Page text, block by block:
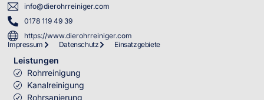
info@dierohrreiniger.com
0178 119 49 39
https://www.dierohrreiniger.com
Impressum
Datenschutz Einsatzgebiete
Leistungen
Rohrreinigung
Kanalreinigung
Rohrsanierung